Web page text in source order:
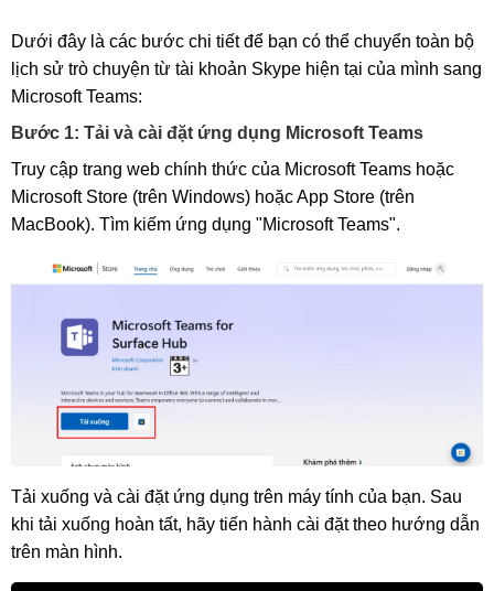
Dưới đây là các bước chi tiết để bạn có thể chuyển toàn bộ
lịch sử trò chuyện từ tài khoản Skype hiện tại của mình sang
Microsoft Teams:
Bước 1: Tải và cài đặt ứng dụng Microsoft Teams
Truy cập trang web chính thức của Microsoft Teams hoặc
Microsoft Store (trên Windows) hoặc App Store (trên
MacBook). Tìm kiếm ứng dụng "Microsoft Teams".
Tải xuống và cài đặt ứng dụng trên máy tính của bạn. Sau
khi tải xuống hoàn tất, hãy tiến hành cài đặt theo hướng dẫn
trên màn hình.